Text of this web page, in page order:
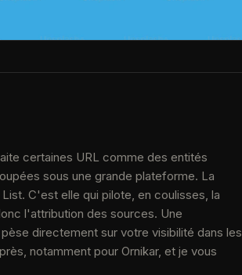
certaines URL comme des entités
sous une grande plateforme. La
C'est elle qui pilote, en coulisses, la
l'attribution des sources. Une
directement sur votre visibilité dans les
notamment pour Ornikar, et je vous